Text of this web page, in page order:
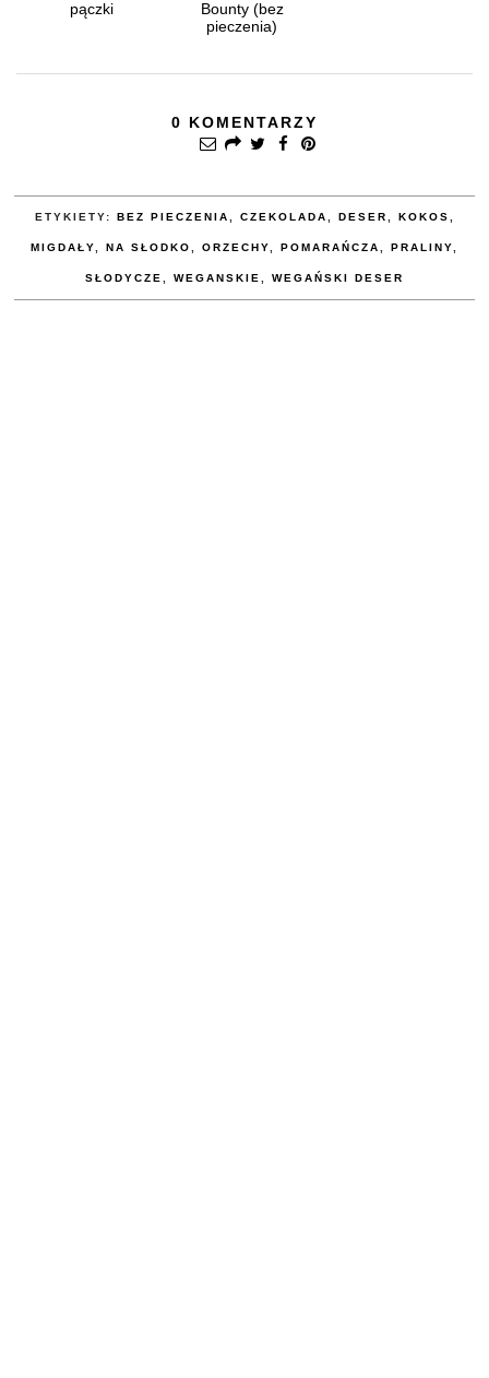
pączki
Bounty (bez
pieczenia)
0 KOMENTARZY
ETYKIETY: BEZ PIECZENIA CZEKOLADA DESER KOKOS
MIGDAŁY NA SŁODKO ORZECHY POMARAŃCZA PRALINY
SŁODYCZE WEGANSKIE WEGAŃSKI DESER